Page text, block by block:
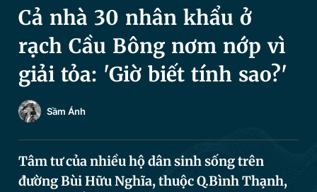
Video Magazine
Sản phẩm khác
Tiện ích
Cả nhà 30 nhân khẩu ở
rạch Cầu Bông nơm nớp vì
giải tỏa: 'Giờ biết tính sao?'
Sầm Ánh
Tâm tư của nhiều hộ dân sinh sống trên
đường Bùi Hữu Nghĩa, thuộc Q.Bình Thạnh,